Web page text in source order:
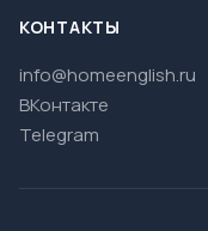
КОНТАКТЫ
info@homeenglish.ru
ВКонтакте
Telegram